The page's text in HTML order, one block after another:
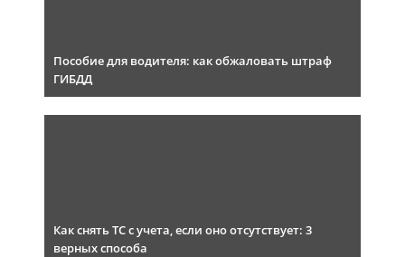
Пособие для водителя: как обжаловать штраф
ГИБДД
Как снять ТС с учета, если оно отсутствует: 3
верных способа